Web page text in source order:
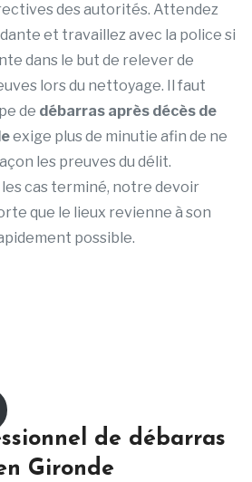
des autorités. Attendez
et travaillez avec la police si
dans le but de relever de
lors du nettoyage. Il faut
de débarras après décès de
exige plus de minutie afin de ne
les preuves du délit.
cas terminé, notre devoir
que le lieux revienne à son
possible.
de débarras
Gironde